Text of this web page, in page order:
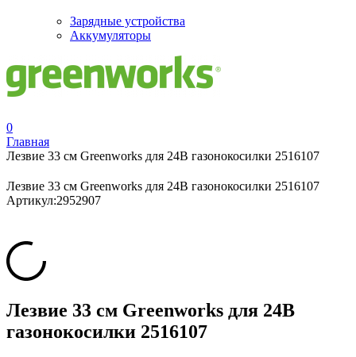
Зарядные устройства
Аккумуляторы
0
Главная
Лезвие 33 см Greenworks для 24В газонокосилки 2516107
Лезвие 33 см Greenworks для 24В газонокосилки 2516107
Артикул:2952907
Лезвие 33 см Greenworks для 24В
газонокосилки 2516107